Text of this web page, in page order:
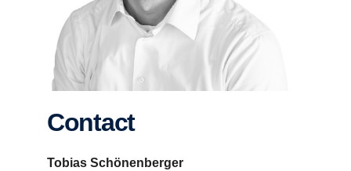
Contact
Tobias Schönenberger